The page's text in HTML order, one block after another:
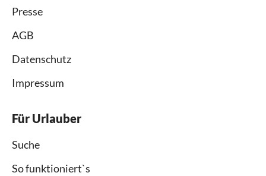
Presse
AGB
Datenschutz
Impressum
Für Urlauber
Suche
So funktioniert`s